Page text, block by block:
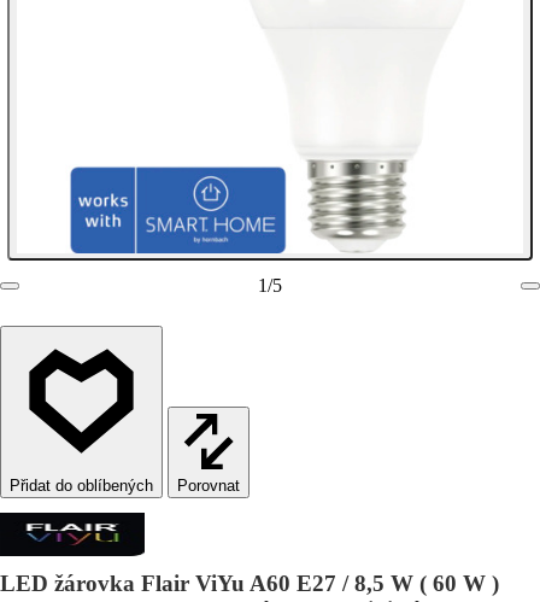
1/5
Porovnat
LED žárovka Flair ViYu A60 E27 / 8,5 W ( 60 W )